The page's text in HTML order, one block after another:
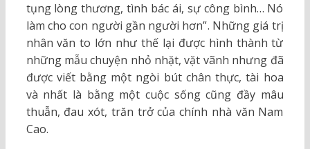
tụng lòng thương, tình bác ái, sự công bình… Nó
làm cho con người gần người hơn”. Những giá trị
nhân văn to lớn như thế lại được hình thành từ
những mẫu chuyện nhỏ nhặt, vặt vãnh nhưng đã
được viết bằng một ngòi bút chân thực, tài hoa
và nhất là bằng một cuộc sống cũng đầy mâu
thuẫn, đau xót, trăn trở của chính nhà văn Nam
Cao.